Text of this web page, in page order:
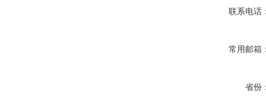
联系电话
常用邮箱
省份